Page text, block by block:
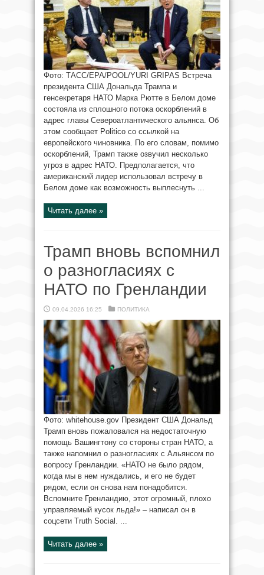
Фото: ТАСС/EPA/POOL/YURI GRIPAS Встреча
президента США Дональда Трампа и
генсекретаря НАТО Марка Рютте в Белом доме
состояла из сплошного потока оскорблений в
адрес главы Североатлантического альянса. Об
этом сообщает Politico со ссылкой на
европейского чиновника. По его словам, помимо
оскорблений, Трамп также озвучил несколько
угроз в адрес НАТО. Предполагается, что
американский лидер использовал встречу в
Белом доме как возможность выплеснуть ...
Читать далее »
Трамп вновь вспомнил
о разногласиях с
НАТО по Гренландии
09.04.2026 16:25 ПОЛИТИКА
Фото: whitehouse.gov Президент США Дональд
Трамп вновь пожаловался на недостаточную
помощь Вашингтону со стороны стран НАТО, а
также напомнил о разногласиях с Альянсом по
вопросу Гренландии. «НАТО не было рядом,
когда мы в нем нуждались, и его не будет
рядом, если он снова нам понадобится.
Вспомните Гренландию, этот огромный, плохо
управляемый кусок льда!» – написал он в
соцсети Truth Social. ...
Читать далее »